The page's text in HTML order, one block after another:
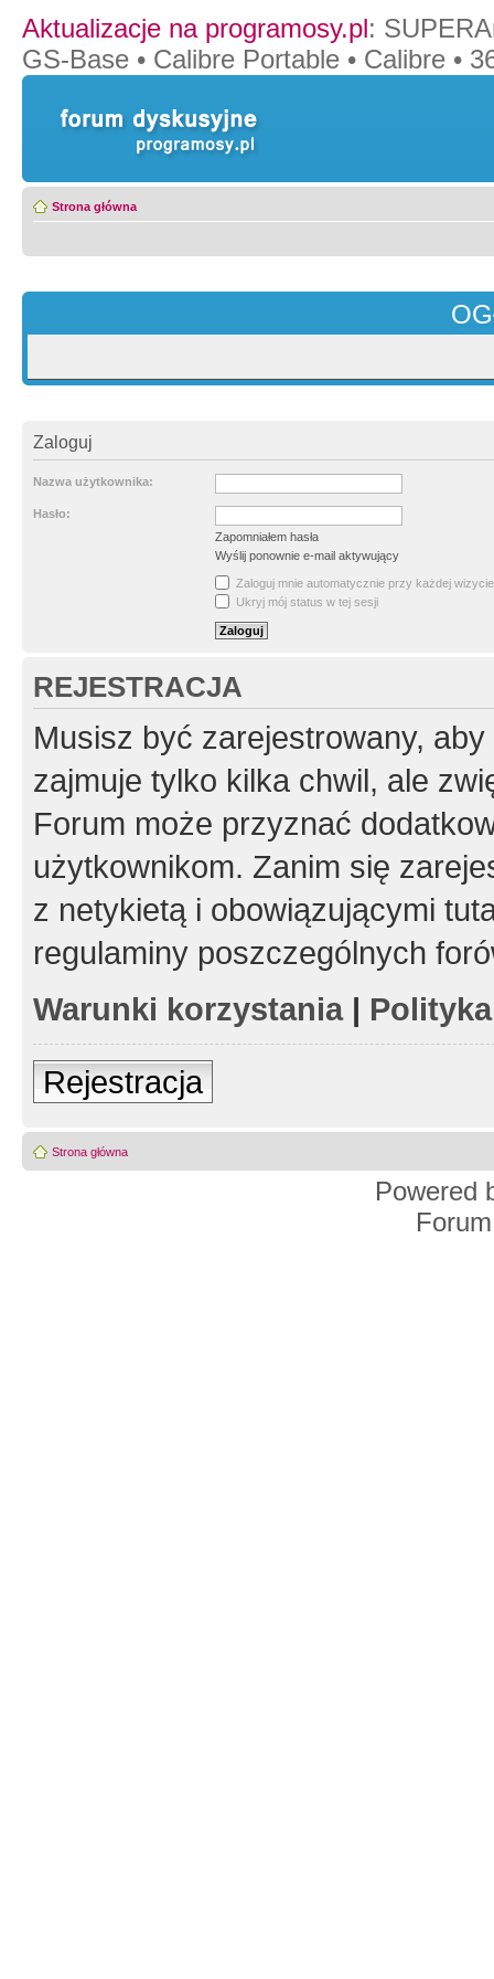
Aktualizacje na programosy.pl:
GS-Base • Calibre Portable • Calibre •
Strona główna
Zaloguj
Nazwa użytkownika:
Hasło:
Zapomniałem hasła
Wyślij ponownie e-mail aktywujący
Zaloguj mnie automatycznie przy każdej wizycie
Ukryj mój status w tej sesji
REJESTRACJA
Musisz być zarejestrowany,
zajmuje tylko kilka chwil, ale
Forum może przyznać
użytkownikom. Zanim się
z netykietą i obowiązującymi
regulaminy poszczególnych
Warunki korzystania|
Rejestracja
Strona główna
Powered